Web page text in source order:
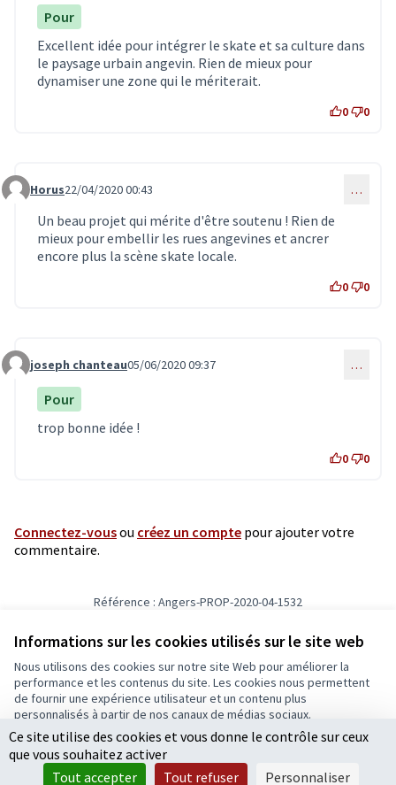
Informations sur les cookies utilisés sur le site web
Nous utilisons des cookies sur notre site Web pour améliorer la
performance et les contenus du site. Les cookies nous permettent
de fournir une expérience utilisateur et un contenu plus
personnalisés à partir de nos canaux de médias sociaux.
Tout accepter
Accepter seulement les cookies essentiels
Pour
Excellent idée pour intégrer le skate et sa culture dans
le paysage urbain angevin. Rien de mieux pour
dynamiser une zone qui le mériterait.
0 0
Commentaire 1928
Horus22/04/2020 00:43 …
Un beau projet qui mérite d'être soutenu ! Rien de
mieux pour embellir les rues angevines et ancrer
encore plus la scène skate locale.
0 0
Commentaire 1972
joseph chanteau05/06/2020 09:37 …
Pour
trop bonne idée !
0 0
Connectez-vousou créez un compte pour ajouter votre
commentaire.
Référence : Angers-PROP-2020-04-1532
Conditions d'utilisation
Paramètres des cookies
Ecrivons Angers sur X
(Lien externe)
Ecrivons Angers sur Facebook
(Lien externe)
Ce site utilise des cookies et vous donne le contrôle sur ceux
que vous souhaitez activer
Tout accepter
Tout refuser Personnaliser